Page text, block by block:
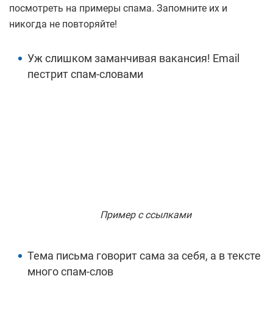
посмотреть на примеры спама. Запомните их и
никогда не повторяйте!
Уж слишком заманчивая вакансия! Email
пестрит спам-словами
Пример с ссылками
Тема письма говорит сама за себя, а в тексте
много спам-слов